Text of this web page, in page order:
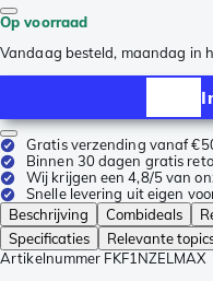
Op voorraad
Vandaag besteld, maandag in
Gratis verzending vanaf
Binnen 30 dagen gratis
Wij krijgen een 4,8/5 van
Snelle levering uit eigen
Beschrijving
Combideals
Specificaties
Relevante
Artikelnummer FKF1NZELMAX